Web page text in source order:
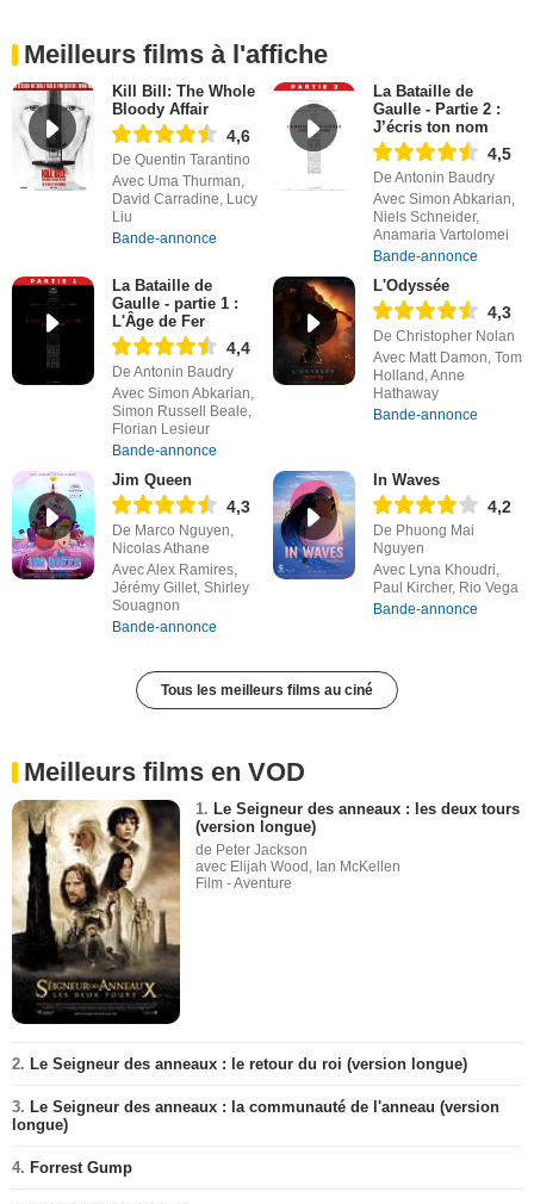
Meilleurs films à l'affiche
Kill Bill: The Whole
Bloody Affair
4,6
De Quentin Tarantino
Avec Uma Thurman,
David Carradine, Lucy
Liu
Bande-annonce
La Bataille de
Gaulle - Partie 2 :
J’écris ton nom
4,5
De Antonin Baudry
Avec Simon Abkarian,
Niels Schneider,
Anamaria Vartolomei
Bande-annonce
La Bataille de
Gaulle - partie 1 :
L'Âge de Fer
4,4
De Antonin Baudry
Avec Simon Abkarian,
Simon Russell Beale,
Florian Lesieur
Bande-annonce
L'Odyssée
4,3
De Christopher Nolan
Avec Matt Damon, Tom
Holland, Anne
Hathaway
Bande-annonce
Jim Queen
4,3
De Marco Nguyen,
Nicolas Athane
Avec Alex Ramires,
Jérémy Gillet, Shirley
Souagnon
Bande-annonce
In Waves
4,2
De Phuong Mai
Nguyen
Avec Lyna Khoudri,
Paul Kircher, Rio Vega
Bande-annonce
Tous les meilleurs films au ciné
Meilleurs films en VOD
1. Le Seigneur des anneaux : les deux tours
(version longue)
de Peter Jackson
avec Elijah Wood, Ian McKellen
Film - Aventure
2. Le Seigneur des anneaux : le retour du roi (version longue)
3. Le Seigneur des anneaux : la communauté de l'anneau (version
longue)
4. Forrest Gump